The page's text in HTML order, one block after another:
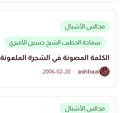
مجالس الأشبال
سماحة الخطيب الشيخ حسين الأميري
الكلمة المصونة في الشجرة الملعونة
A
ashbaal
·
2006-02-20
مجالس الأشبال